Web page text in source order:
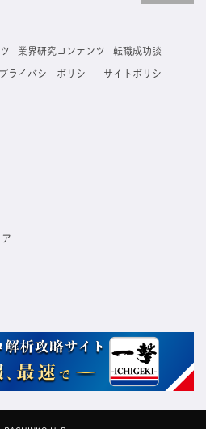
ら寄せられた正規の求人情報です。応募いただい
ーズに転職・復職できます。
業界研究コンテンツ 転職成功談
プライバシーポリシー サイトポリシー